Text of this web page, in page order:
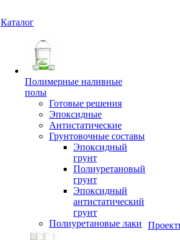
Каталог
Полимерные наливные
полы
Готовые решения
Эпоксидные
Антистатические
Грунтовочные составы
Эпоксидный
грунт
Полиуретановый
грунт
Эпоксидный
антистатический
грунт
Полиуретановые лаки